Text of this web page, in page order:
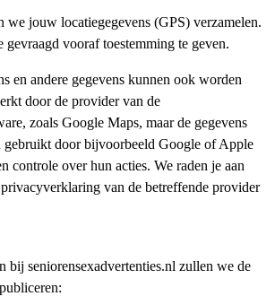
we jouw locatiegegevens (GPS) verzamelen.
vooraf toestemming te geven.
en andere gegevens kunnen ook worden
door de provider van de
zoals Google Maps, maar de gegevens
gebruikt door bijvoorbeeld Google of Apple
controle over hun acties. We raden je aan
van de betreffende provider
bij seniorensexadvertenties.nl zullen we de